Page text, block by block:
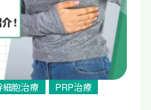
細胞治療
PRP治療